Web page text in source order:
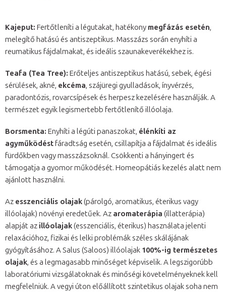
Kajeput: Fertőtleníti a légutakat, hatékony megfázás esetén,
melegítő hatású és antiszeptikus. Masszázs során enyhíti a
reumatikus fájdalmakat, és ideális szaunakeverékekhez is.
Teafa (Tea Tree): Erőteljes antiszeptikus hatású, sebek, égési
sérülések, akné, ekcéma, szájüregi gyulladások, ínyvérzés,
paradontózis, rovarcsípések és herpesz kezelésére használják. A
természet egyik legismertebb fertőtlenítő illóolaja.
Borsmenta: Enyhíti a légúti panaszokat, élénkíti az
agyműködéstfáradtság esetén, csillapítja a fájdalmat és ideális
fürdőkben vagy masszázsoknál. Csökkenti a hányingert és
támogatja a gyomor működését. Homeopátiás kezelés alatt nem
ajánlott használni.
Az esszenciális olajak(párolgó, aromatikus, éterikus vagy
illóolajak) növényi eredetűek. Az aromaterápia (illatterápia)
alapját az illóolajak(esszenciális, éterikus) használata jelenti
relaxációhoz, fizikai és lelki problémák széles skálájának
gyógyításához. A Salus (Saloos) illóolajak 100%-ig természetes
olajak, és a legmagasabb minőséget képviselik. A legszigorúbb
laboratóriumi vizsgálatoknak és minőségi követelményeknek kell
megfelelniük. A vegyi úton előállított szintetikus olajak soha nem